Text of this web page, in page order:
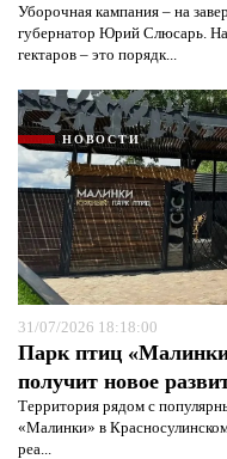
Уборочная кампания – на
губернатор Юрий Слюсарь.
гектаров – это порядк...
НОВОСТИ
31/07/2026 18:18:00
Парк птиц
получит новое
Территория рядом с
«Малинки» в
реа...